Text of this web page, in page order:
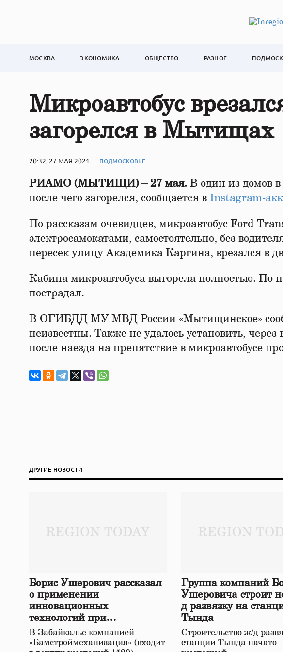
МОСКВА ЭКОНОМИКА ОБЩЕСТВО РАЗНОЕ
Микроавтобус
загорелся в Мытищах
20:32, 27 МАЯ 2021 ПОДМОСКОВЬЕ
РИАМО (МЫТИЩИ) – 27 мая. В один из домов
после чего загорелся, сообщается в
Instagram-
По рассказам очевидцев, микроавтобус Ford
электросамокатами, самостоятельно, без
пересек улицу Академика Каргина, врезался в
Кабина микроавтобуса выгорела полностью.
пострадал.
В ОГИБДД МУ МВД России «Мытищинское»
неизвестны. Также не удалось установить,
после наезда на препятствие в микроавтобусе
ДРУГИЕ НОВОСТИ
Борис Ушерович рассказал
о применении
инновационных
технологий при
строительстве нового моста
в Забайкалье
В Забайкалье компанией
«Бамстроймеханизация» (входит
Группа компаний
Ушеровича строит
д развязку на
Тында
Строительство ж/д
станции Тында начато